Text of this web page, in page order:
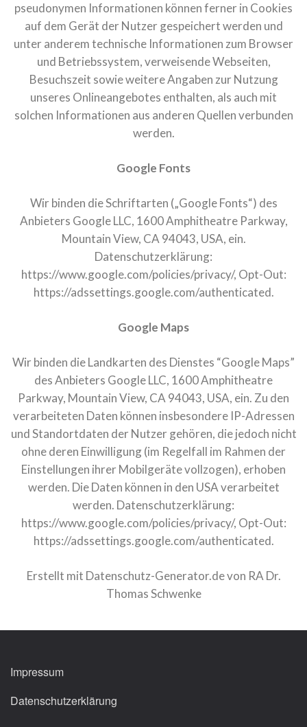
pseudonymen Informationen können ferner in Cookies
auf dem Gerät der Nutzer gespeichert werden und
unter anderem technische Informationen zum Browser
und Betriebssystem, verweisende Webseiten,
Besuchszeit sowie weitere Angaben zur Nutzung
unseres Onlineangebotes enthalten, als auch mit
solchen Informationen aus anderen Quellen verbunden
werden.
Google Fonts
Wir binden die Schriftarten („Google Fonts“) des
Anbieters Google LLC, 1600 Amphitheatre Parkway,
Mountain View, CA 94043, USA, ein.
Datenschutzerklärung:
https://www.google.com/policies/privacy/, Opt-Out:
https://adssettings.google.com/authenticated.
Google Maps
Wir binden die Landkarten des Dienstes “Google Maps”
des Anbieters Google LLC, 1600 Amphitheatre
Parkway, Mountain View, CA 94043, USA, ein. Zu den
verarbeiteten Daten können insbesondere IP-Adressen
und Standortdaten der Nutzer gehören, die jedoch nicht
ohne deren Einwilligung (im Regelfall im Rahmen der
Einstellungen ihrer Mobilgeräte vollzogen), erhoben
werden. Die Daten können in den USA verarbeitet
werden. Datenschutzerklärung:
https://www.google.com/policies/privacy/, Opt-Out:
https://adssettings.google.com/authenticated.
Erstellt mit Datenschutz-Generator.de von RA Dr.
Thomas Schwenke
Impressum
Datenschutzerklärung